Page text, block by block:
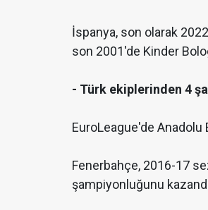
İspanya, son olarak
son 2001'de Kinder
- Türk ekiplerinden 4
EuroLeague'de Anadolu
Fenerbahçe, 2016-17
şampiyonluğunu